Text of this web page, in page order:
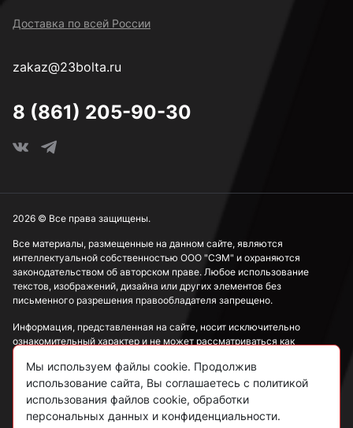
Доставка по всей России
zakaz@23bolta.ru
8 (861) 205-90-30
Все материалы, размещенные на данном сайте, являются
интеллектуальной собственностью ООО "СЭМ" и охраняются
законодательством об авторском праве. Любое использование
текстов, изображений, дизайна или других элементов без
письменного разрешения правообладателя запрещено.
Информация, представленная на сайте, носит исключительно
ознакомительный характер и не может рассматриваться как
Политика конфиденциальности
Согласие на обработку данных
2026 © Все права защищены.
Мы используем файлы cookie. Продолжив
использование сайта, Вы соглашаетесь с политикой
использования файлов cookie, обработки
персональных данных и конфиденциальности.